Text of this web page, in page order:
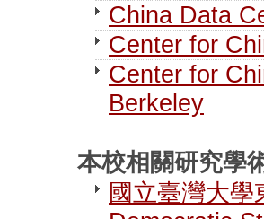
China Data
Center for
Center for
Berkeley
本校相關研究
國立臺灣大